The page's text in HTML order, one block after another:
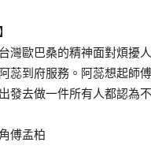
灣歐巴桑的精神面對煩擾
蕊到府服務。阿蕊想起師
發去做一件所有人都認為
傅孟柏